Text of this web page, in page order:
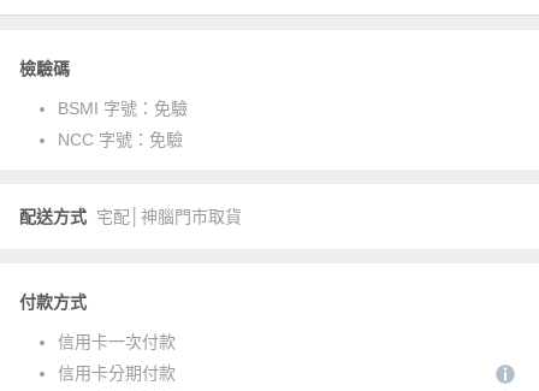
檢驗碼
BSMI 字號： 免驗
NCC 字號： 免驗
配送方式 宅配│神腦門市取貨
付款方式
信用卡一次付款
信用卡分期付款